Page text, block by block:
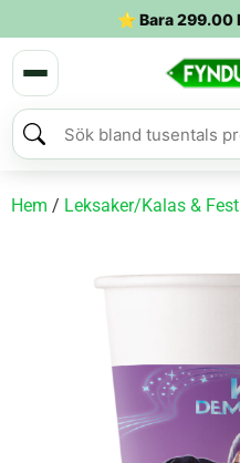
⭐ Bara299.00
Hem / Leksaker/Kalas & Fest